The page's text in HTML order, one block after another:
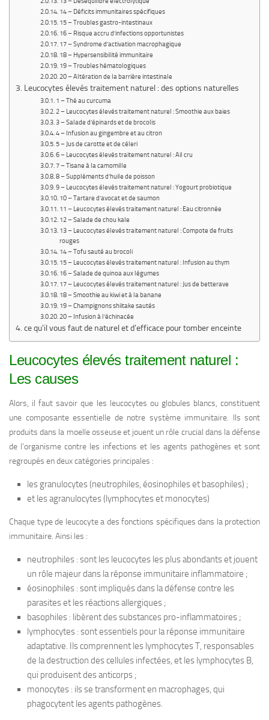
14 – Déficits immunitaires spécifiques
15 – Troubles gastro-intestinaux
16 – Risque accru d’infections opportunistes
17 – Syndrome d’activation macrophagique
18 – Hypersensibilité immunitaire
19 – Troubles hématologiques
20 – Altération de la barrière intestinale
Leucocytes élevés traitement naturel : des options naturelles
1 – Thé au curcuma
2 – Leucocytes élevés traitement naturel : Smoothie aux baies
3 – Salade d’épinards et de brocolis
4 – Infusion au gingembre et au citron
5 – Jus de carotte et de céleri
6 – Leucocytes élevés traitement naturel : Ail cru
7 – Tisane à la camomille
8 – Suppléments d’huile de poisson
9 – Leucocytes élevés traitement naturel : Yogourt probiotique
10 – Tartare d’avocat et de saumon
11 – Leucocytes élevés traitement naturel : Eau citronnée
12 – Salade de chou kale
13 – Leucocytes élevés traitement naturel : Compote de fruits
rouges
14 – Tofu sauté au brocoli
15 – Leucocytes élevés traitement naturel : Infusion au thym
16 – Salade de quinoa aux légumes
17 – Leucocytes élevés traitement naturel : Jus de betterave
18 – Smoothie au kiwi et à la banane
19 – Champignons shiitake sautés
20 – Infusion à l’échinacée
ce qu’il vous faut de naturel et d’efficace pour tomber enceinte
Leucocytes élevés traitement naturel :
Les causes
Alors, il faut savoir que les leucocytes ou globules blancs, constituent
une composante essentielle de notre système immunitaire. Ils sont
produits dans la moelle osseuse et jouent un rôle crucial dans la défense
de l’organisme contre les infections et les agents pathogènes et sont
regroupés en deux catégories principales :
les granulocytes (neutrophiles, éosinophiles et basophiles) ;
et les agranulocytes (lymphocytes et monocytes)
Chaque type de leucocyte a des fonctions spécifiques dans la protection
immunitaire. Ainsi les :
neutrophiles : sont les leucocytes les plus abondants et jouent
un rôle majeur dans la réponse immunitaire inflammatoire ;
éosinophiles : sont impliqués dans la défense contre les
parasites et les réactions allergiques ;
basophiles : libèrent des substances pro-inflammatoires ;
lymphocytes : sont essentiels pour la réponse immunitaire
adaptative. Ils comprennent les lymphocytes T, responsables
de la destruction des cellules infectées, et les lymphocytes B,
qui produisent des anticorps ;
monocytes : ils se transforment en macrophages, qui
phagocytent les agents pathogènes.